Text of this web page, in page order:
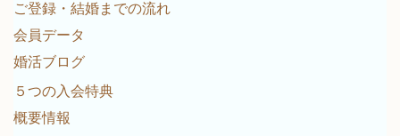
ご登録・結婚までの流れ
会員データ
婚活ブログ
５つの入会特典
概要情報